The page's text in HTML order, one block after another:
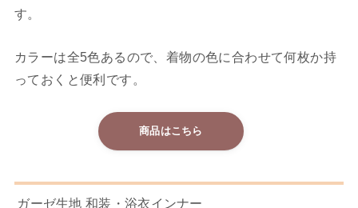
す。
カラーは全5色あるので、着物の色に合わせて何枚か持
っておくと便利です。
商品はこちら
ガーゼ生地 和装・浴衣インナー